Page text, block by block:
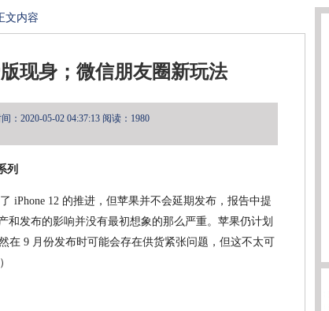
文内容
现身；微信朋友圈新玩法
：2020-05-02 04:37:13 阅读：1980
列
iPhone 12 的推进，但苹果并不会延期发布，报告中提
和发布的影响并没有最初想象的那么严重。苹果仍计划
在 9 月份发布时可能会存在供货紧张问题，但这不太可